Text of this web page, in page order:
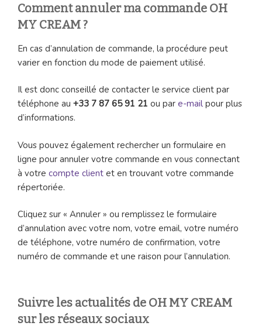
Comment annuler ma commande OH
MY CREAM ?
En cas d’annulation de commande, la procédure peut
varier en fonction du mode de paiement utilisé.
Il est donc conseillé de contacter le service client par
téléphone au +33 7 87 65 91 21 ou par e-mail pour plus
d’informations.
Vous pouvez également rechercher un formulaire en
ligne pour annuler votre commande en vous connectant
à votre compte client et en trouvant votre commande
répertoriée.
Cliquez sur « Annuler » ou remplissez le formulaire
d’annulation avec votre nom, votre email, votre numéro
de téléphone, votre numéro de confirmation, votre
numéro de commande et une raison pour l’annulation.
Suivre les actualités de OH MY CREAM
sur les réseaux sociaux